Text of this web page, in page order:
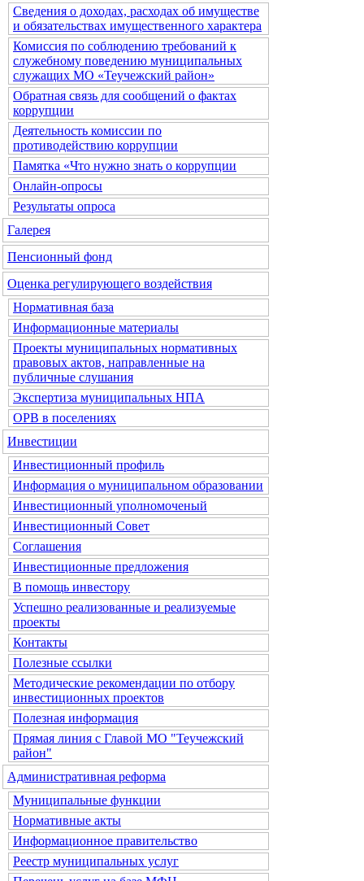
Сведения о доходах, расходах об имуществе
и обязательствах имущественного характера
Комиссия по соблюдению требований к
служебному поведению муниципальных
служащих МО «Теучежский район»
Обратная связь для сообщений о фактах
коррупции
Деятельность комиссии по
противодействию коррупции
Памятка «Что нужно знать о коррупции
Онлайн-опросы
Результаты опроса
Галерея
Пенсионный фонд
Оценка регулирующего воздействия
Нормативная база
Информационные материалы
Проекты муниципальных нормативных
правовых актов, направленные на
публичные слушания
Экспертиза муниципальных НПА
ОРВ в поселениях
Инвестиции
Инвестиционный профиль
Информация о муниципальном образовании
Инвестиционный уполномоченый
Инвестиционный Совет
Соглашения
Инвестиционные предложения
В помощь инвестору
Успешно реализованные и реализуемые
проекты
Контакты
Полезные ссылки
Методические рекомендации по отбору
инвестиционных проектов
Полезная информация
Прямая линия с Главой МО "Теучежский
район"
Административная реформа
Муниципальные функции
Нормативные акты
Информационное правительство
Реестр муниципальных услуг